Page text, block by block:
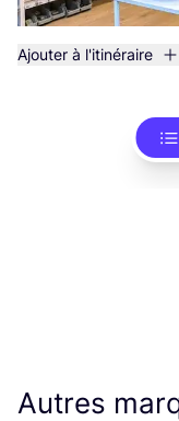
Ajouter à l'itinéraire
Autres